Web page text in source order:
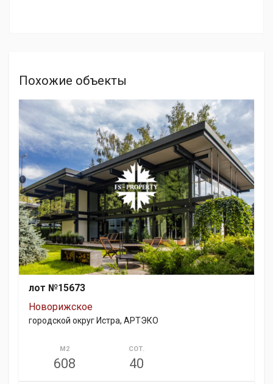
Похожие объекты
лот №15673
Новорижское
городской округ Истра, АРТЭКО
М2
608
СОТ.
40